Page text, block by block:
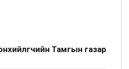
Тамгын газар